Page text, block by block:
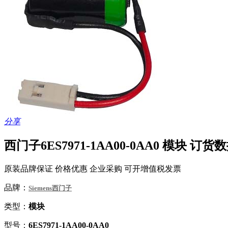
分享
西门子6ES7971-1AA00-0AA0 模块 订货
原装品牌保证 价格优惠 企业采购 可开增值税发票
品牌： Siemens西门子
类型： 模块
型号： 6ES7971-1AA00-0AA0